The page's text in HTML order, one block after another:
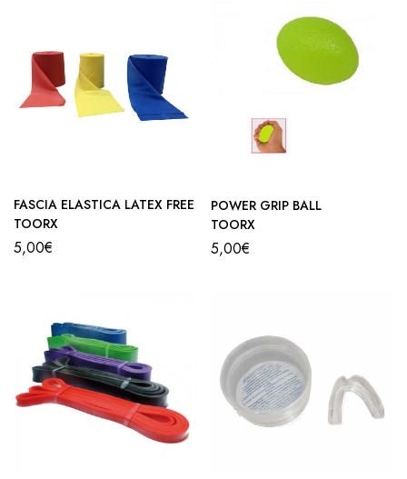
FASCIA ELASTICA LATEX FREE
TOORX
5,00€
POWER GRIP BALL
TOORX
5,00€